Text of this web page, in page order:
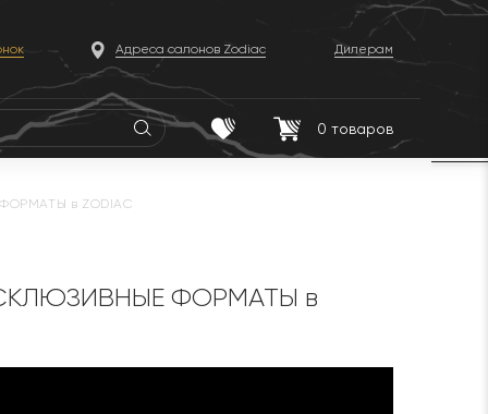
Адреса салонов Zodiac Дилерам
0 товаров
в ZODIAC
ФОРМАТЫ в